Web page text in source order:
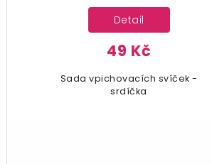
49 Kč
Detail
Sada vpichovacích svíček -
srdíčka